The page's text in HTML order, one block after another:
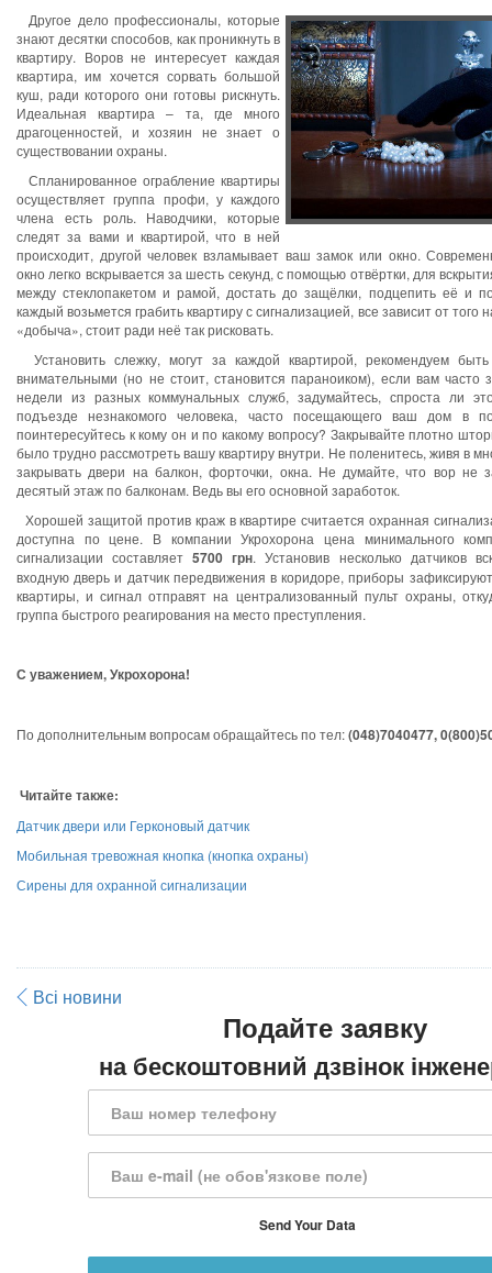
Другое дело профессионалы, которые
знают десятки способов, как проникнуть в
квартиру. Воров не интересует каждая
квартира, им хочется сорвать большой
куш, ради которого они готовы рискнуть.
Идеальная квартира – та, где много
драгоценностей, и хозяин не знает о
существовании охраны.
Спланированное ограбление квартиры
осуществляет группа профи, у каждого
члена есть роль. Наводчики, которые
следят за вами и квартирой, что в ней
происходит, другой человек взламывает ваш замок или окно.
окно легко вскрывается за шесть секунд, с помощью отвёртки, для
между стеклопакетом и рамой, достать до защёлки, подцепить её и
каждый возьмется грабить квартиру с сигнализацией, все зависит от того
«добыча», стоит ради неё так рисковать.
Установить слежку, могут за каждой квартирой, рекомендуем
внимательными (но не стоит, становится параноиком), если вам часто
недели из разных коммунальных служб, задумайтесь, спроста ли
подъезде незнакомого человека, часто посещающего ваш дом в
поинтересуйтесь к кому он и по какому вопросу? Закрывайте плотно
было трудно рассмотреть вашу квартиру внутри. Не поленитесь, живя в
закрывать двери на балкон, форточки, окна. Не думайте, что вор не
десятый этаж по балконам. Ведь вы его основной заработок.
Хорошей защитой против краж в квартире считается охранная
доступна по цене. В компании Укрохорона цена минимального
сигнализации составляет5700 грн. Установив несколько датчиков
входную дверь и датчик передвижения в коридоре, приборы
квартиры, и сигнал отправят на централизованный пульт охраны,
группа быстрого реагирования на место преступления.
С уважением, Укрохорона!
По дополнительным вопросам обращайтесь по тел:(048)7040477,
Читайте также:
Датчик двери или Герконовый датчик
Мобильная тревожная кнопка (кнопка охраны)
Сирены для охранной сигнализации
Всі новини
Подайте заявку
на бескоштовний дзвінок
Send Your Data